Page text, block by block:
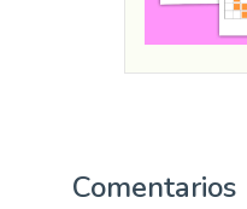
Comentarios